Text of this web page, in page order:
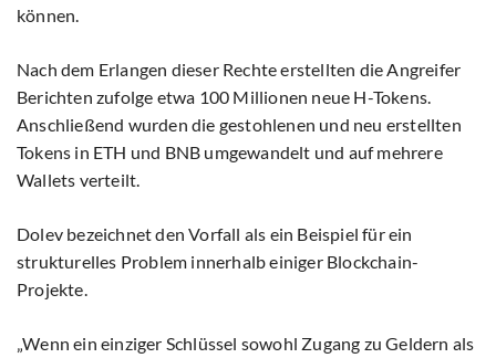
können.
Nach dem Erlangen dieser Rechte erstellten die Angreifer
Berichten zufolge etwa 100 Millionen neue H-Tokens.
Anschließend wurden die gestohlenen und neu erstellten
Tokens in ETH und BNB umgewandelt und auf mehrere
Wallets verteilt.
Dolev bezeichnet den Vorfall als ein Beispiel für ein
strukturelles Problem innerhalb einiger Blockchain-
Projekte.
„Wenn ein einziger Schlüssel sowohl Zugang zu Geldern als